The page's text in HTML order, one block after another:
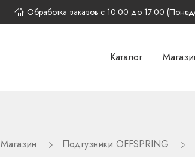
Обработка заказов с 10:00 до 17:00
Каталог
Магазин Подгузники OFFSPRING